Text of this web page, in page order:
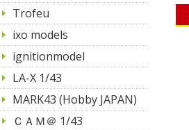
Trofeu
ixo models
ignitionmodel
LA-X 1/43
MARK43 (Hobby JAPAN)
ＣＡＭ＠ 1/43